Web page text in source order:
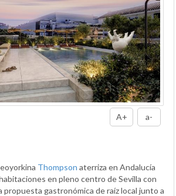
A+ a-
Thompson aterriza en Andalucía
en pleno centro de Sevilla con
propuesta gastronómica de raíz local junto a